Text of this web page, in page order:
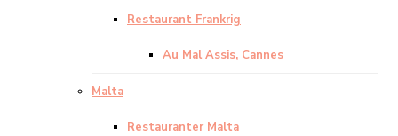
Restaurant Frankrig
Au Mal Assis, Cannes
Malta
Restauranter Malta